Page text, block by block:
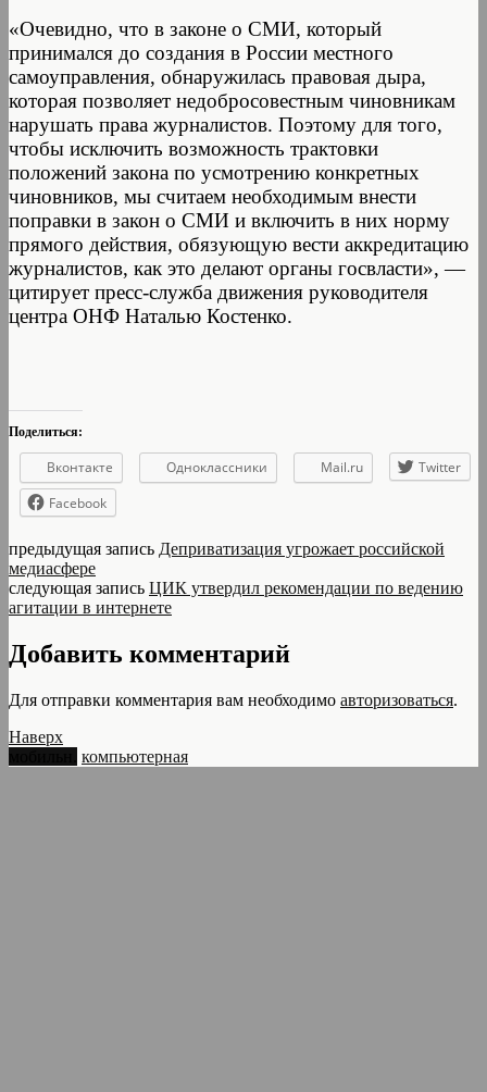
«Очевидно, что в законе о СМИ, который
принимался до создания в России местного
самоуправления, обнаружилась правовая дыра,
которая позволяет недобросовестным чиновникам
нарушать права журналистов. Поэтому для того,
чтобы исключить возможность трактовки
положений закона по усмотрению конкретных
чиновников, мы считаем необходимым внести
поправки в закон о СМИ и включить в них норму
прямого действия, обязующую вести аккредитацию
журналистов, как это делают органы госвласти», —
цитирует пресс-служба движения руководителя
центра ОНФ Наталью Костенко.
Поделиться:
Вконтакте Одноклассники Mail.ru
Twitter
Facebook
предыдущая запись Деприватизация угрожает российской
медиасфере
следующая запись ЦИК утвердил рекомендации по ведению
агитации в интернете
Добавить комментарий
Для отправки комментария вам необходимо авторизоваться.
Наверх
компьютерная